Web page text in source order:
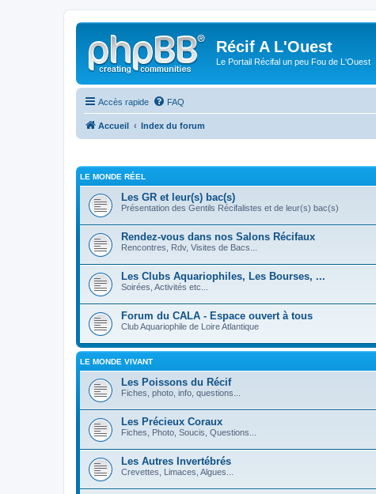
Récif A L'Ouest
Le Portail Récifal un peu Fou de L'Ouest
Accès rapide FAQ
Accueil Index du forum
LE MONDE RÉEL
Les GR et leur(s) bac(s)
Présentation des Gentils Récifalistes et de leur(s) bac(s)
Rendez-vous dans nos Salons Récifaux
Rencontres, Rdv, Visites de Bacs...
Les Clubs Aquariophiles, Les Bourses, ...
Soirées, Activités etc...
Forum du CALA - Espace ouvert à tous
Club Aquariophile de Loire Atlantique
LE MONDE VIVANT
Les Poissons du Récif
Fiches, photo, info, questions...
Les Précieux Coraux
Fiches, Photo, Soucis, Questions...
Les Autres Invertébrés
Crevettes, Limaces, Algues...